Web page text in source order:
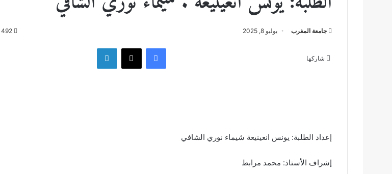
جامعة المغرب يوليو 8, 2025 492
شاركها
فيسبوك ‫X
إعداد الطلبة: يونس انعينيعة شيماء نوري الشافي
إشراف الأستاذ: محمد مرابط